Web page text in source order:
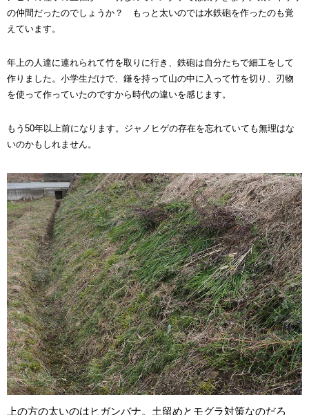
の仲間だったのでしょうか？ もっと太いのでは水鉄砲を作ったのも覚
えています。
年上の人達に連れられて竹を取りに行き、鉄砲は自分たちで細工をして
作りました。小学生だけで、鎌を持って山の中に入って竹を切り、刃物
を使って作っていたのですから時代の違いを感じます。
もう50年以上前になります。ジャノヒゲの存在を忘れていても無理はな
いのかもしれません。
上の方の太いのはヒガンバナ。土留めとモグラ対策なのだろ